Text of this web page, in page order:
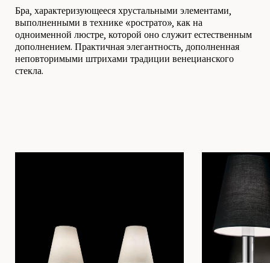
Бра, характеризующееся хрустальными элементами,
выполненными в технике «рострато», как на
одноименной люстре, которой оно служит естественным
дополнением. Практичная элегантность, дополненная
неповторимыми штрихами традиции венецианского
стекла.